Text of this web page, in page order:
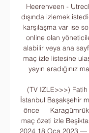
Heerenveen -
dışında izlemek
karşılaşma var ise
online olan
alabilir veya ana
maç izle listesine
yayın aradığınız
(TV IZLE>>>)
İstanbul Başakşehir
önce — Karagümrük
maç özeti izle
2024 18 Oca 2023 —